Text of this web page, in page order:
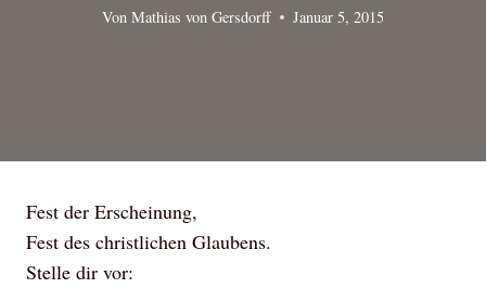
Von Mathias von Gersdorff Januar 5, 2015
Fest der Erscheinung,
Fest des christlichen Glaubens.
Stelle dir vor: